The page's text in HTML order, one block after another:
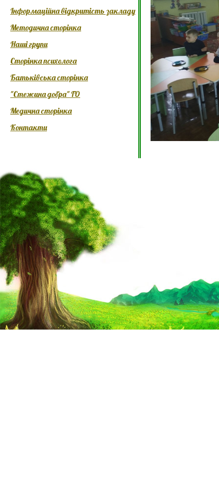
Інформаційна відкритість закладу
Методична сторінка
Наші групи
Сторінка психолога
Батьківська сторінка
"Стежина добра" ГО
Медична сторінка
Контакти